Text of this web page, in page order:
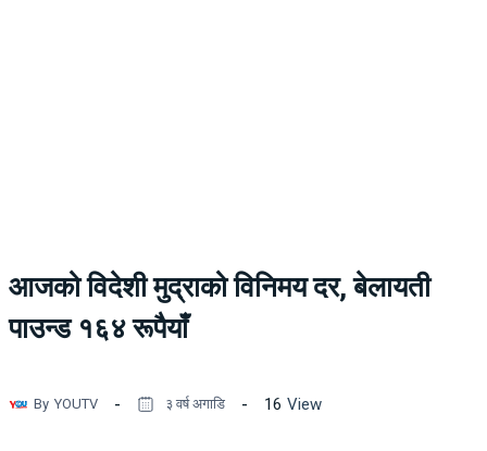
आजको विदेशी मुद्राको विनिमय दर, बेलायती
पाउन्ड १६४ रूपैयाँ
By YOUTV ३ वर्ष अगाडि 16 View